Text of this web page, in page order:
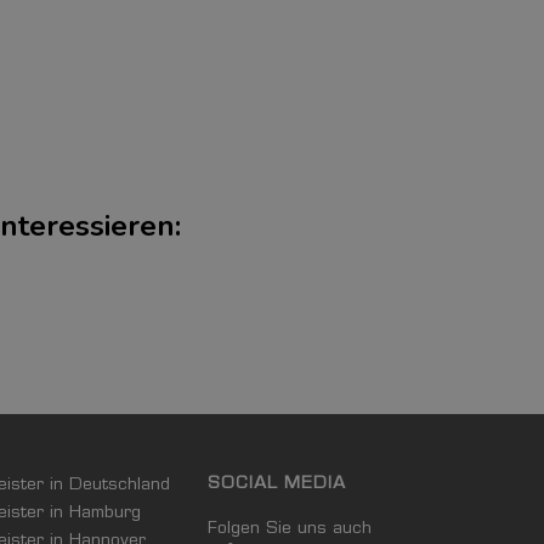
in Deutschland
in Hamburg
SOCIAL MEDIA
Folgen Sie uns auch